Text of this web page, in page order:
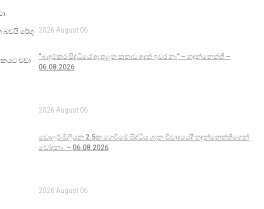
බවයි රේගු
වඩා
2026 August 06
“බැඳුම්කර සිද්ධියේ ඇතුළත කතාව අදත් ඉවර නෑ” – හඳුන්නෙත්ති –
06.08.2026
2026 August 06
ඩොලර් මිලියන 2.5ක ගෙවීමේ සිද්ධිය ගැන විවාදයේදී හඳුන්නෙත්තිගෙන්
චෝදනා. – 06.08.2026
2026 August 06